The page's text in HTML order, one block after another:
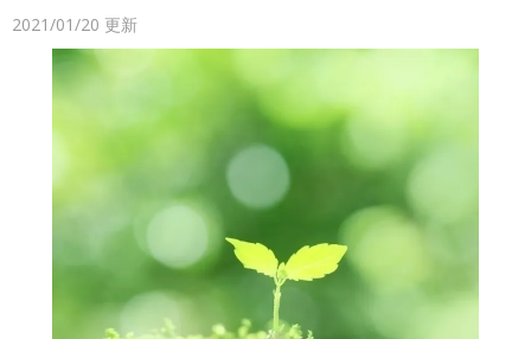
2021/01/20 更新